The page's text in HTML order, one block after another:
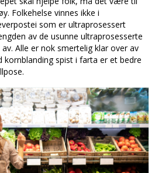
Folkehelse vinnes ikke i
som er ultraprosessert
av de usunne ultraprosesserte
Alle er nok smertelig klar over av
spist i farta er et bedre